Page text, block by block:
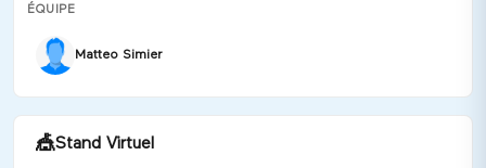
ÉQUIPE
Matteo Simier
🎪Stand Virtuel